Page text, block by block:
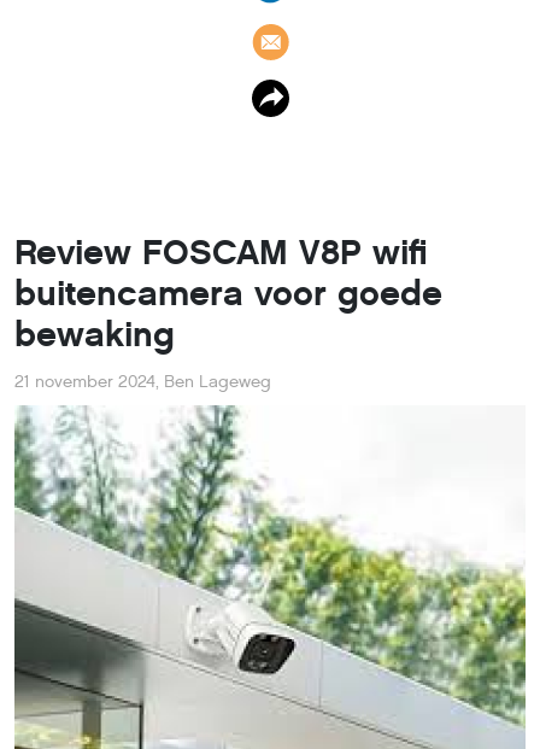
Review FOSCAM V8P wifi
buitencamera voor goede
bewaking
21 november 2024, Ben Lageweg